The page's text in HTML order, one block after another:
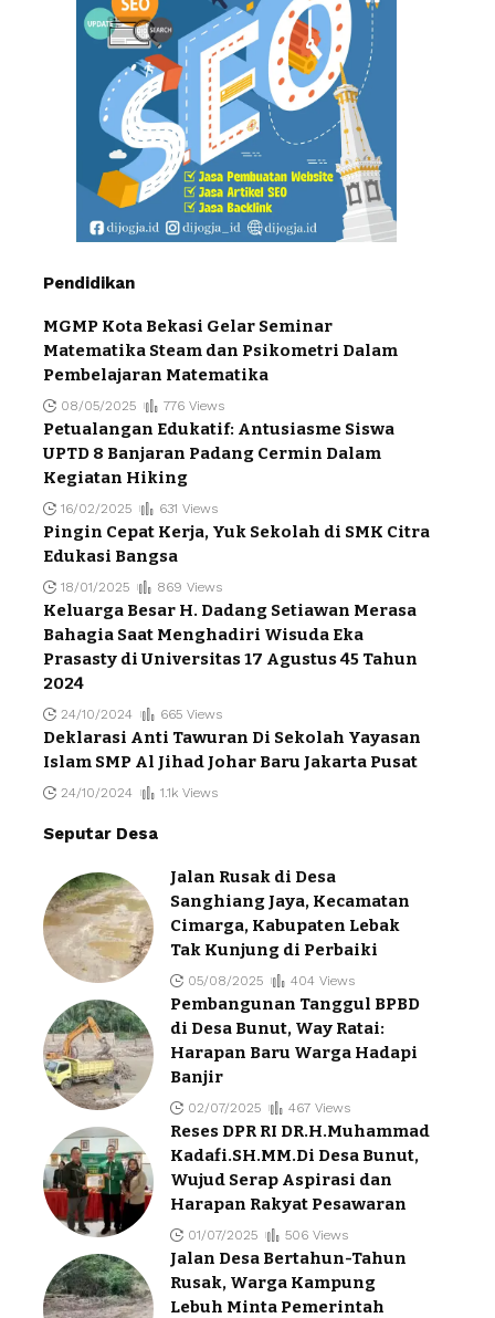
Pendidikan
MGMP Kota Bekasi Gelar Seminar
Matematika Steam dan Psikometri Dalam
Pembelajaran Matematika
08/05/2025 776 Views
Petualangan Edukatif: Antusiasme Siswa
UPTD 8 Banjaran Padang Cermin Dalam
Kegiatan Hiking
16/02/2025 631 Views
Pingin Cepat Kerja, Yuk Sekolah di SMK Citra
Edukasi Bangsa
18/01/2025 869 Views
Keluarga Besar H. Dadang Setiawan Merasa
Bahagia Saat Menghadiri Wisuda Eka
Prasasty di Universitas 17 Agustus 45 Tahun
2024
24/10/2024 665 Views
Deklarasi Anti Tawuran Di Sekolah Yayasan
Islam SMP Al Jihad Johar Baru Jakarta Pusat
24/10/2024 1.1k Views
Seputar Desa
Jalan Rusak di Desa
Sanghiang Jaya, Kecamatan
Cimarga, Kabupaten Lebak
Tak Kunjung di Perbaiki
05/08/2025 404 Views
Pembangunan Tanggul BPBD
di Desa Bunut, Way Ratai:
Harapan Baru Warga Hadapi
Banjir
02/07/2025 467 Views
Reses DPR RI DR.H.Muhammad
Kadafi.SH.MM.Di Desa Bunut,
Wujud Serap Aspirasi dan
Harapan Rakyat Pesawaran
01/07/2025 506 Views
Jalan Desa Bertahun-Tahun
Rusak, Warga Kampung
Lebuh Minta Pemerintah